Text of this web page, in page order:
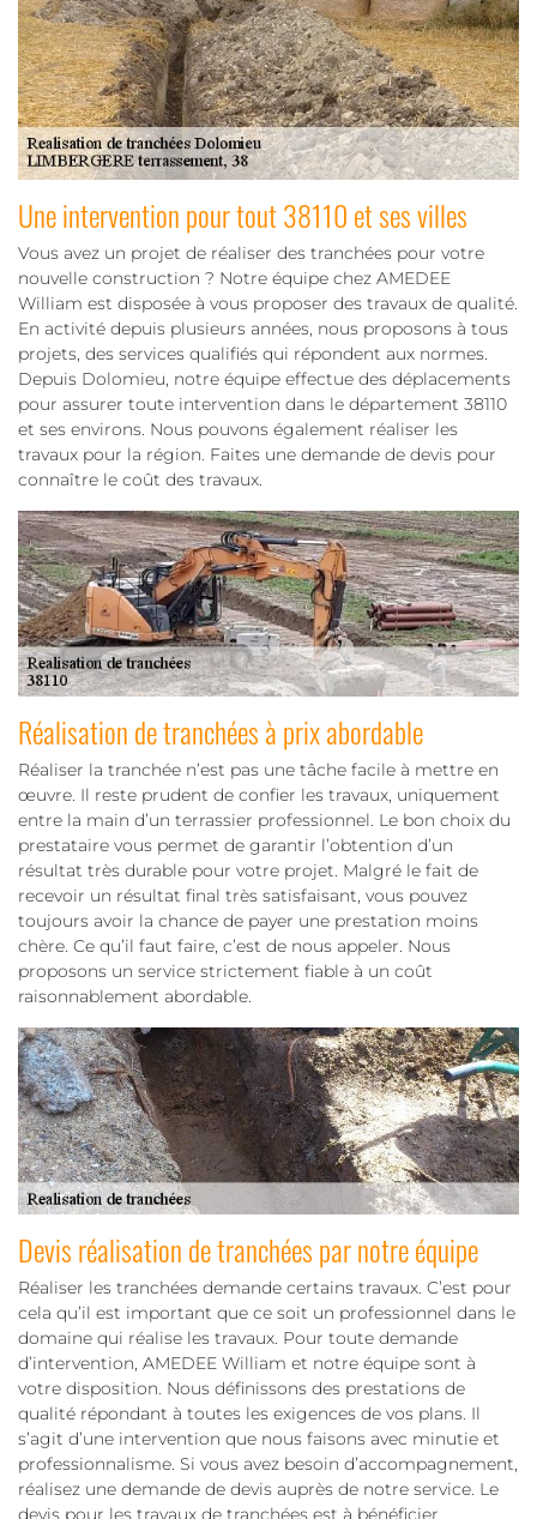
Une intervention pour tout 38110 et ses villes
Vous avez un projet de réaliser des tranchées pour votre
nouvelle construction ? Notre équipe chez AMEDEE
William est disposée à vous proposer des travaux de qualité.
En activité depuis plusieurs années, nous proposons à tous
projets, des services qualifiés qui répondent aux normes.
Depuis Dolomieu, notre équipe effectue des déplacements
pour assurer toute intervention dans le département 38110
et ses environs. Nous pouvons également réaliser les
travaux pour la région. Faites une demande de devis pour
connaître le coût des travaux.
Réalisation de tranchées à prix abordable
Réaliser la tranchée n’est pas une tâche facile à mettre en
œuvre. Il reste prudent de confier les travaux, uniquement
entre la main d’un terrassier professionnel. Le bon choix du
prestataire vous permet de garantir l’obtention d’un
résultat très durable pour votre projet. Malgré le fait de
recevoir un résultat final très satisfaisant, vous pouvez
toujours avoir la chance de payer une prestation moins
chère. Ce qu’il faut faire, c’est de nous appeler. Nous
proposons un service strictement fiable à un coût
raisonnablement abordable.
Devis réalisation de tranchées par notre équipe
Réaliser les tranchées demande certains travaux. C’est pour
cela qu’il est important que ce soit un professionnel dans le
domaine qui réalise les travaux. Pour toute demande
d’intervention, AMEDEE William et notre équipe sont à
votre disposition. Nous définissons des prestations de
qualité répondant à toutes les exigences de vos plans. Il
s’agit d’une intervention que nous faisons avec minutie et
professionnalisme. Si vous avez besoin d’accompagnement,
réalisez une demande de devis auprès de notre service. Le
devis pour les travaux de tranchées est à bénéficier